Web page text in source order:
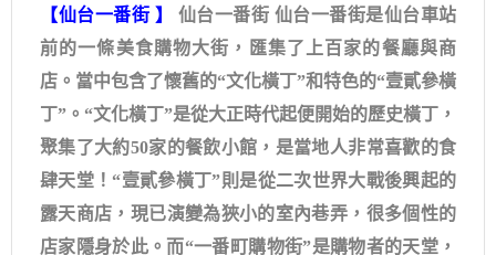
【仙台一番街 】
​ 仙台一番街 仙台一番街是仙台車站
前的一條美食購物大街，匯集了上百家的餐廳與商
店。當中包含了懷舊的“文化橫丁”和特色的“壹貳參橫
丁”。“文化橫丁”是從大正時代起便開始的歷史橫丁，
聚集了大約50家的餐飲小館，是當地人非常喜歡的食
肆天堂！“壹貳參橫丁”則是從二次世界大戰後興起的
露天商店，現已演變為狹小的室內巷弄，很多個性的
店家隱身於此。而“一番町購物街”是購物者的天堂，